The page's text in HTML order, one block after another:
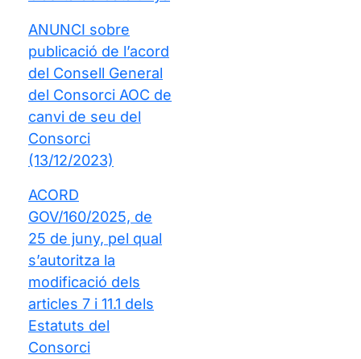
ANUNCI sobre
publicació de l’acord
del Consell General
del Consorci AOC de
canvi de seu del
Consorci
(13/12/2023)
ACORD
GOV/160/2025, de
25 de juny, pel qual
s’autoritza la
modificació dels
articles 7 i 11.1 dels
Estatuts del
Consorci